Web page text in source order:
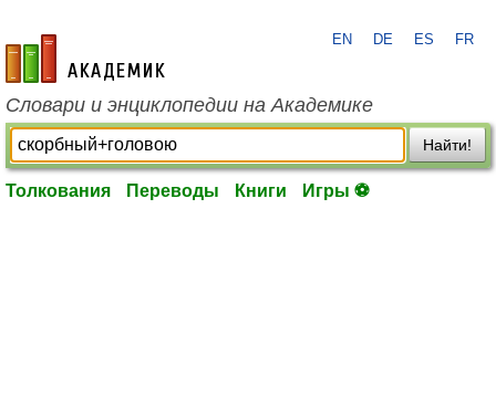
academic.ru
EN DE ES FR
Словари и энциклопедии на Академике
Найти!
Толкования Переводы Книги Игры ⚽